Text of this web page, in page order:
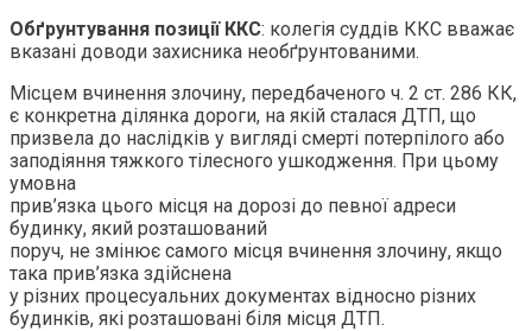
Обґрунтування позиції ККС: колегія суддів ККС вважає
вказані доводи захисника необґрунтованими.
Місцем вчинення злочину, передбаченого ч. 2 ст. 286 КК,
є конкретна ділянка дороги, на якій сталася ДТП, що
призвела до наслідків у вигляді смерті потерпілого або
заподіяння тяжкого тілесного ушкодження. При цьому
умовна
прив’язка цього місця на дорозі до певної адреси
будинку, який розташований
поруч, не змінює самого місця вчинення злочину, якщо
така прив’язка здійснена
у різних процесуальних документах відносно різних
будинків, які розташовані біля місця ДТП.